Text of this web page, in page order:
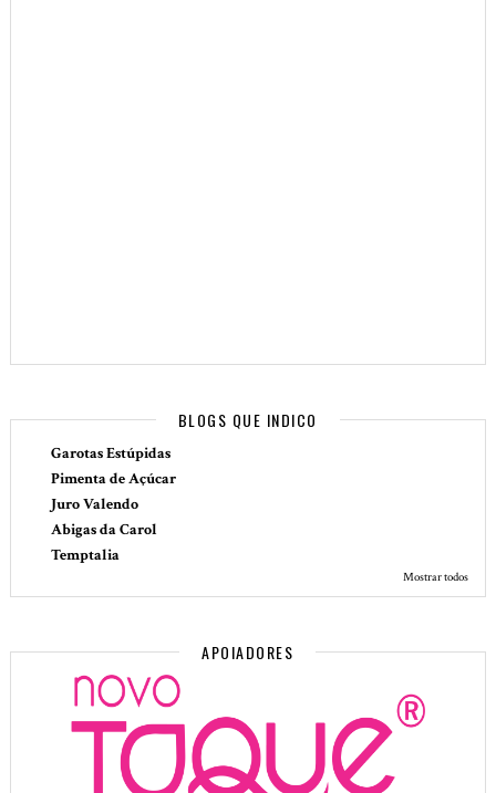
BLOGS QUE INDICO
Garotas Estúpidas
Pimenta de Açúcar
Juro Valendo
Abigas da Carol
Temptalia
Mostrar todos
APOIADORES